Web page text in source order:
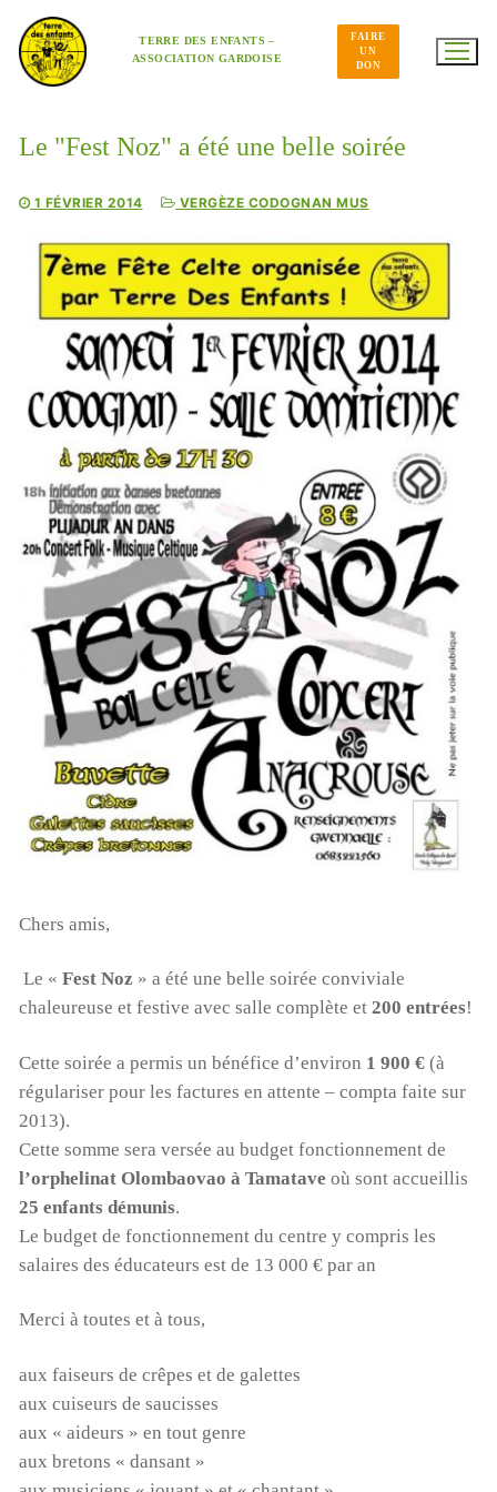
contenu
TERRE DES ENFANTS –
ASSOCIATION GARDOISE
FAIRE
UN
DON
Le "Fest Noz" a été une belle soirée
1 FÉVRIER 2014 VERGÈZE CODOGNAN MUS
Chers amis,
Le « Fest Noz » a été une belle soirée conviviale
chaleureuse et festive avec salle complète et 200 entrées!
Cette soirée a permis un bénéfice d’environ 1 900 €(à
régulariser pour les factures en attente – compta faite sur
2013).
Cette somme sera versée au budget fonctionnement de
l’orphelinat Olombaovao à Tamatave où sont accueillis
25 enfants démunis.
Le budget de fonctionnement du centre y compris les
salaires des éducateurs est de 13 000 € par an
Merci à toutes et à tous,
aux faiseurs de crêpes et de galettes
aux cuiseurs de saucisses
aux « aideurs » en tout genre
aux bretons « dansant »